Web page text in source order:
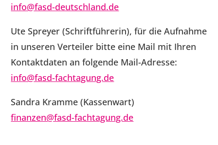
info@fasd-deutschland.de
Ute Spreyer (Schriftführerin), für die Aufnahme
in unseren Verteiler bitte eine Mail mit Ihren
Kontaktdaten an folgende Mail-Adresse:
info@fasd-fachtagung.de
Sandra Kramme (Kassenwart)
finanzen@fasd-fachtagung.de